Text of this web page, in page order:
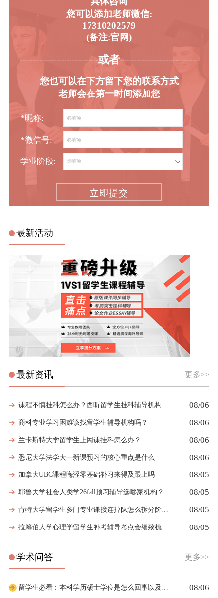
您可以添加老师微信:
17310202579
(备注:官网)
或者
您也可以在下方留下您的联系方式
老师会在第一时间添加您
*昵称:
*微信号:
学业阶段:
立即提交
最新活动
最新资讯 更多>>
课程不慎挂科怎么办？西听留学生挂科辅导机构教你如何高效挽救GPA 08/06
商科专业学习困难该找留学生辅导机构吗？ 08/06
兰卡斯特大学留学生上网课挂科怎么办？ 08/06
悉尼大学法学大一新课预习的核心重点是什么 08/06
加拿大UBC课程晦涩零基础补习来得及跟上吗 08/05
耶鲁大学社会人类学26fall预习辅导选哪家机构？ 08/05
肯特大学留学生多门专业课接连掉队怎么拆分阶段性补习计划 08/05
拉筹伯大学心理学留学生补考辅导考点会细致梳理吗 08/05
学术问答 更多>>
08/06